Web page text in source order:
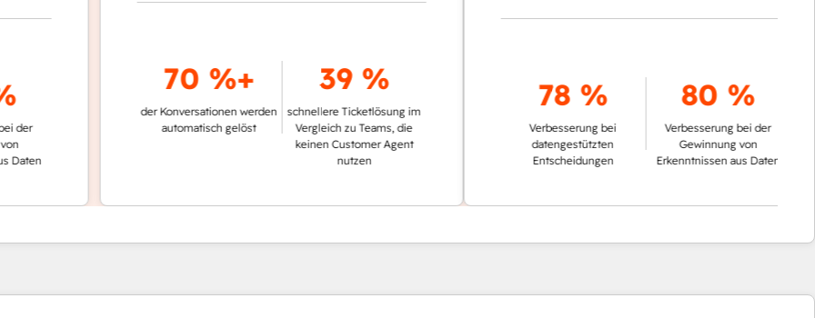
70 %+
der Konversationen werden
automatisch gelöst
39 %
schnellere Ticketlösung im
Vergleich zu Teams, die
keinen Customer Agent
nutzen
78 %
Verbesserung bei
datengestützten
Entscheidungen
80 %
Verbesserung bei der
Gewinnung von
Erkenntnissen aus Daten